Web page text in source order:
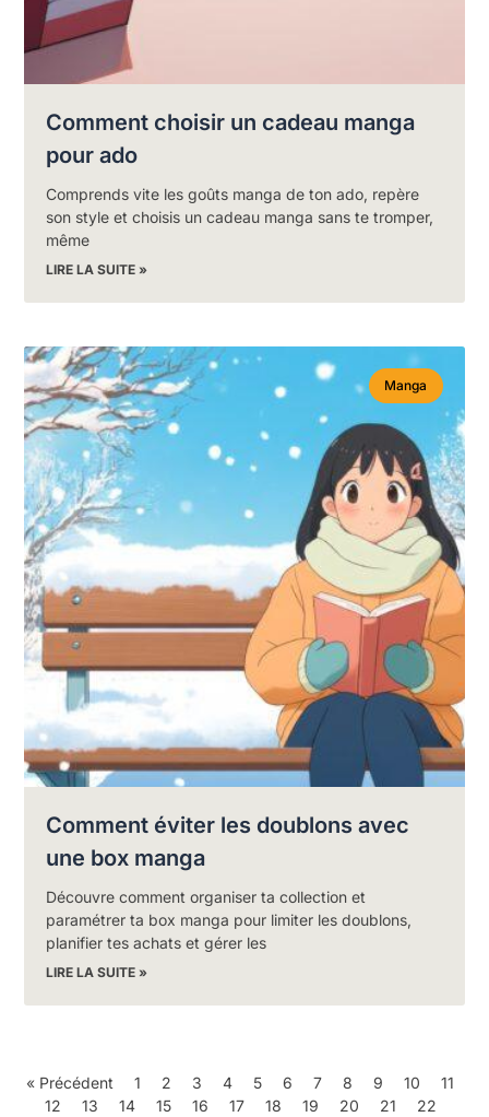
Comment choisir un cadeau manga
pour ado
Comprends vite les goûts manga de ton ado, repère
son style et choisis un cadeau manga sans te tromper,
même
LIRE LA SUITE »
Manga
Comment éviter les doublons avec
une box manga
Découvre comment organiser ta collection et
paramétrer ta box manga pour limiter les doublons,
planifier tes achats et gérer les
LIRE LA SUITE »
« Précédent 1 2 3 4 5 6 7 8 9 10
11
12
13 14 15 16 17 18 19 20 21
22